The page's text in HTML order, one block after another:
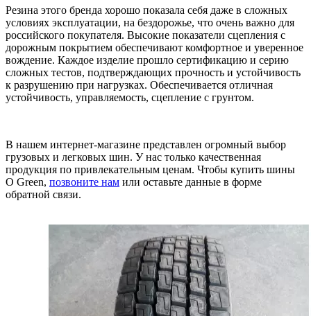
Резина этого бренда хорошо показала себя даже в сложных
условиях эксплуатации, на бездорожье, что очень важно для
российского покупателя. Высокие показатели сцепления с
дорожным покрытием обеспечивают комфортное и уверенное
вождение. Каждое изделие прошло сертификацию и серию
сложных тестов, подтверждающих прочность и устойчивость
к разрушению при нагрузках. Обеспечивается отличная
устойчивость, управляемость, сцепление с грунтом.
В нашем интернет-магазине представлен огромный выбор
грузовых и легковых шин. У нас только качественная
продукция по привлекательным ценам. Чтобы купить шины
O Green, позвоните нам или оставьте данные в форме
обратной связи.